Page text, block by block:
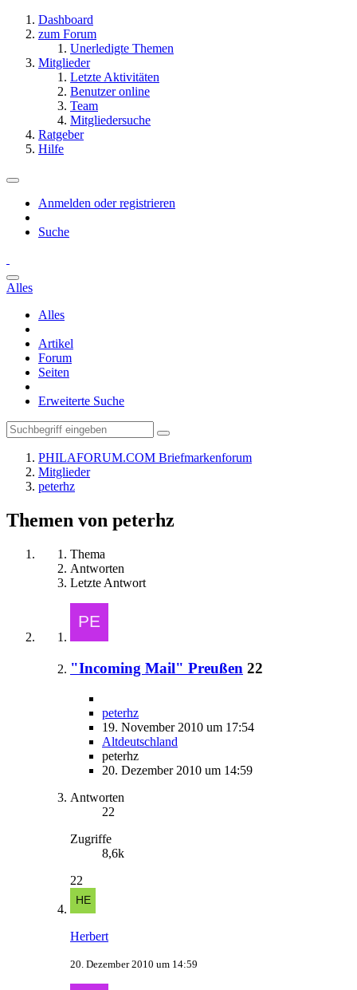
Dashboard
zum Forum
Unerledigte Themen
Mitglieder
Letzte Aktivitäten
Benutzer online
Team
Mitgliedersuche
Ratgeber
Hilfe
Anmelden oder registrieren
Suche
Alles
Alles
Artikel
Forum
Seiten
Erweiterte Suche
PHILAFORUM.COM Briefmarkenforum
Mitglieder
peterhz
Themen von peterhz
Thema
Antworten
Letzte Antwort
"Incoming Mail" Preußen 22
peterhz
19. November 2010 um 17:54
Altdeutschland
peterhz
20. Dezember 2010 um 14:59
Antworten
22
Zugriffe
8,6k
22
Herbert
20. Dezember 2010 um 14:59